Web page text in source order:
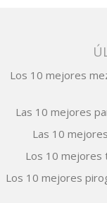
Los 10 mejores
Las 10 mejores
Las 10
Los 10 mejores
Los 10 mejores